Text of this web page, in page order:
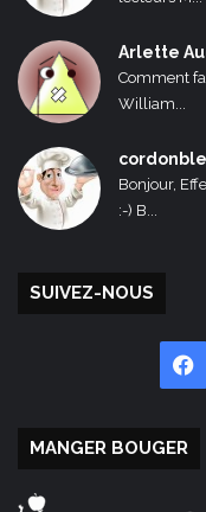
Arlette
Comment
William...
Bonjour,
:-) B...
SUIVEZ-NOUS
MANGER BOUGER